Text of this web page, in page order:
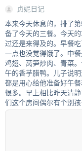
贞妮日记
本来今天休息的，排了
备了今天的三餐。今天
过还是来得及的。早餐
一点也没觉得饿了。中
鸡翅、莴笋炒肉、青菜
午的香芋腊鸭。儿子说
都是用心给他准备好午
很多。早上相比昨天清
们这个房间偶尔有个别